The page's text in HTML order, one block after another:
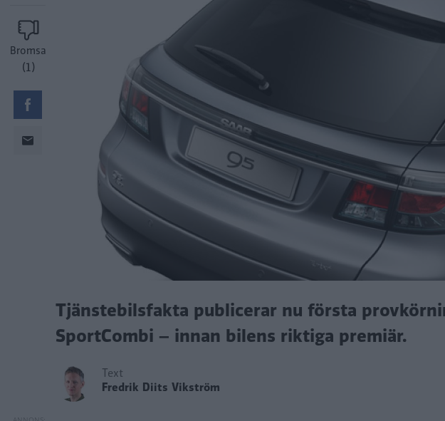
Bromsa
(1)
Tjänstebilsfakta publicerar nu första
SportCombi – innan bilens riktiga premiär.
Text
Fredrik Diits Vikström